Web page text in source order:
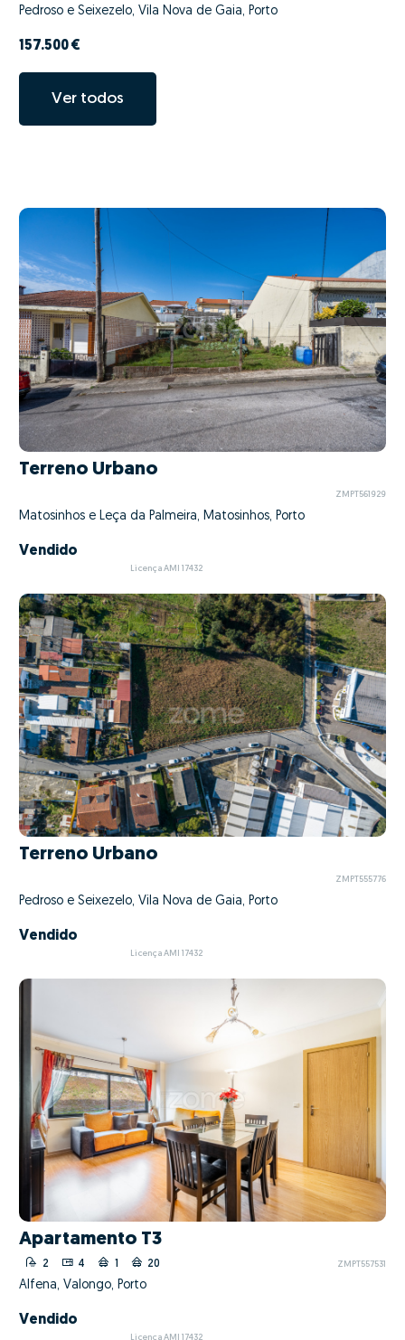
Pedroso e Seixezelo, Vila Nova de Gaia, Porto
157.500 €
Ver todos
Terreno Urbano
ZMPT561929
Matosinhos e Leça da Palmeira, Matosinhos, Porto
Vendido
Licença AMI 17432
Terreno Urbano
ZMPT555776
Pedroso e Seixezelo, Vila Nova de Gaia, Porto
Vendido
Licença AMI 17432
Apartamento T3
2 4 1 20 ZMPT557531
Alfena, Valongo, Porto
Vendido
Licença AMI 17432